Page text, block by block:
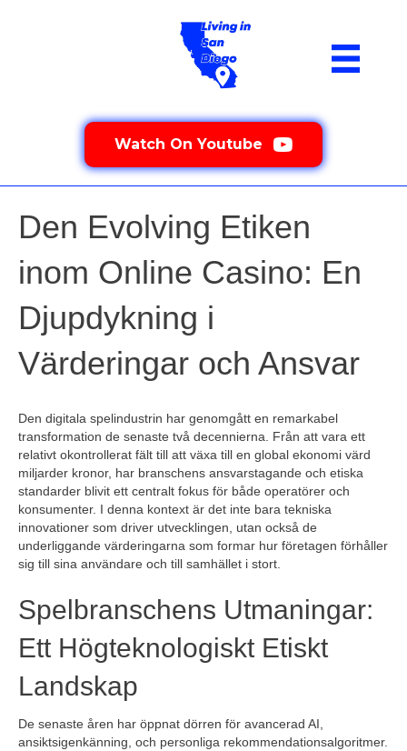
Watch On Youtube
Den Evolving Etiken
inom Online Casino: En
Djupdykning i
Värderingar och Ansvar
Den digitala spelindustrin har genomgått en remarkabel
transformation de senaste två decennierna. Från att vara ett
relativt okontrollerat fält till att växa till en global ekonomi värd
miljarder kronor, har branschens ansvarstagande och etiska
standarder blivit ett centralt fokus för både operatörer och
konsumenter. I denna kontext är det inte bara tekniska
innovationer som driver utvecklingen, utan också de
underliggande värderingarna som formar hur företagen förhåller
sig till sina användare och till samhället i stort.
Spelbranschens Utmaningar:
Ett Högteknologiskt Etiskt
Landskap
De senaste åren har öppnat dörren för avancerad AI,
ansiktsigenkänning, och personliga rekommendationsalgoritmer.